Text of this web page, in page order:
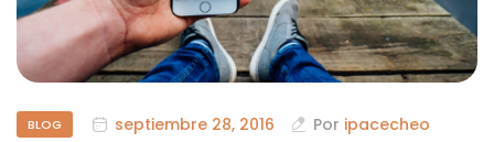
BLOG septiembre 28, 2016 Por ipacecheo